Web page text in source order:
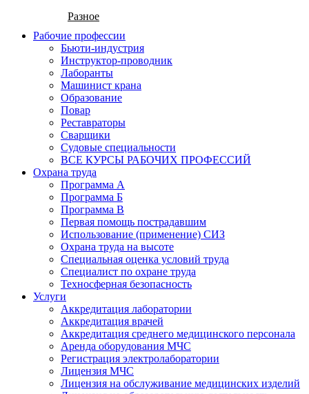
Разное
Рабочие профессии
Бьюти-индустрия
Инструктор-проводник
Лаборанты
Машинист крана
Образование
Повар
Реставраторы
Сварщики
Судовые специальности
ВСЕ КУРСЫ РАБОЧИХ ПРОФЕССИЙ
Охрана труда
Программа А
Программа Б
Программа В
Первая помощь пострадавшим
Использование (применение) СИЗ
Охрана труда на высоте
Специальная оценка условий труда
Специалист по охране труда
Техносферная безопасность
Услуги
Аккредитация лаборатории
Аккредитация врачей
Аккредитация среднего медицинского персонала
Аренда оборудования МЧС
Регистрация электролаборатории
Лицензия МЧС
Лицензия на обслуживание медицинских изделий